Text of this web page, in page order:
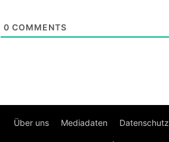
0 COMMENTS
Über uns Mediadaten Datenschutz